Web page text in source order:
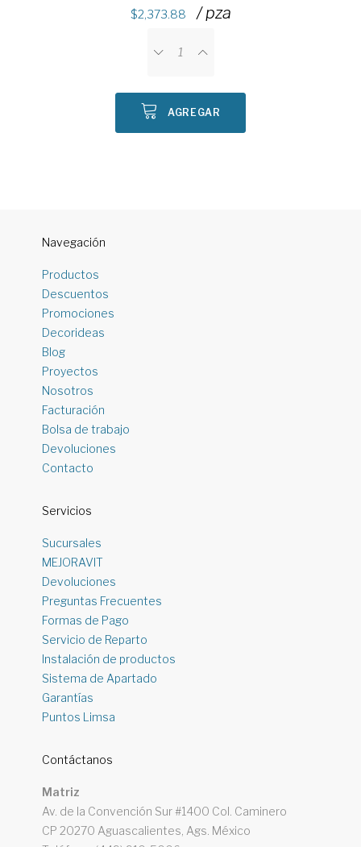
2,373.88 / pza
AGREGAR
Navegación
Productos
Descuentos
Promociones
Decorideas
Blog
Proyectos
Nosotros
Facturación
Bolsa de trabajo
Devoluciones
Contacto
Servicios
Sucursales
MEJORAVIT
Devoluciones
Preguntas Frecuentes
Formas de Pago
Servicio de Reparto
Instalación de productos
Sistema de Apartado
Garantías
Puntos Limsa
Contáctanos
Matriz
Av. de la Convención Sur #1400 Col. Caminero
CP 20270 Aguascalientes, Ags. México